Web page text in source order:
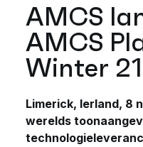
AMCS
AMCS
Winter
Limerick, Ierland, 8
werelds